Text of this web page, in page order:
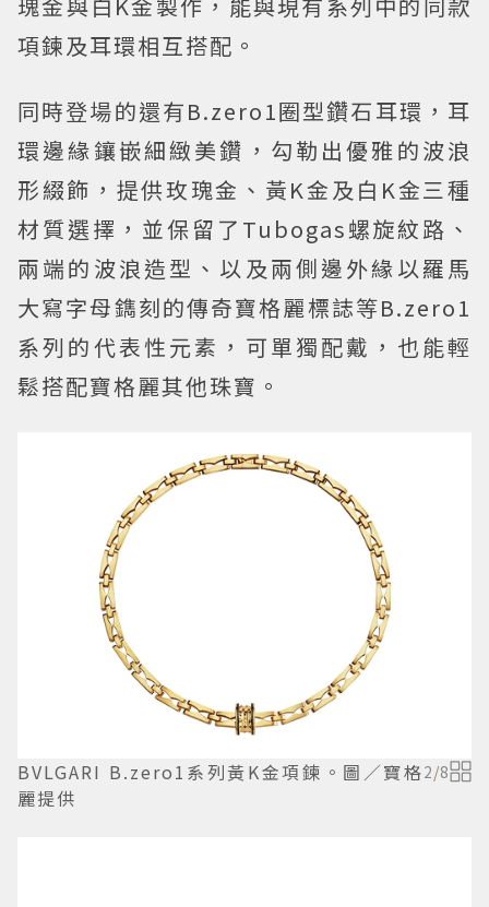
項鍊及耳環相互搭配。
同時登場的還有B.zero1圈型鑽石耳環，耳
環邊緣鑲嵌細緻美鑽，勾勒出優雅的波浪
形綴飾，提供玫瑰金、黃K金及白K金三種
材質選擇，並保留了Tubogas螺旋紋路、
兩端的波浪造型、以及兩側邊外緣以羅馬
大寫字母鐫刻的傳奇寶格麗標誌等B.zero1
系列的代表性元素，可單獨配戴，也能輕
鬆搭配寶格麗其他珠寶。
BVLGARI B.zero1系列黃K金項鍊。圖／寶格
麗提供
2/8